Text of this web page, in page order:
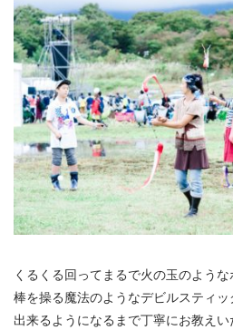
くるくる回ってまるで火の玉のよう
棒を操る魔法のようなデビルスティッ
出来るようになるまで丁寧にお教え